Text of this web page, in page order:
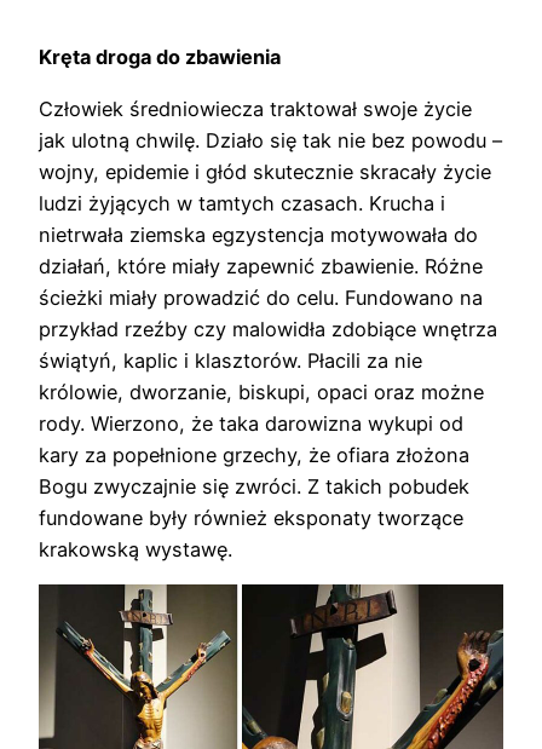
Kręta droga do zbawienia
Człowiek średniowiecza traktował swoje życie
jak ulotną chwilę. Działo się tak nie bez powodu –
wojny, epidemie i głód skutecznie skracały życie
ludzi żyjących w tamtych czasach. Krucha i
nietrwała ziemska egzystencja motywowała do
działań, które miały zapewnić zbawienie. Różne
ścieżki miały prowadzić do celu. Fundowano na
przykład rzeźby czy malowidła zdobiące wnętrza
świątyń, kaplic i klasztorów. Płacili za nie
królowie, dworzanie, biskupi, opaci oraz możne
rody. Wierzono, że taka darowizna wykupi od
kary za popełnione grzechy, że ofiara złożona
Bogu zwyczajnie się zwróci. Z takich pobudek
fundowane były również eksponaty tworzące
krakowską wystawę.